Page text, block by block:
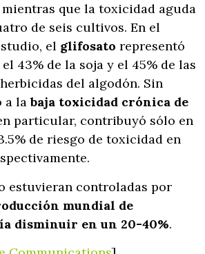
que la toxicidad aguda
de seis cultivos. En el
el glifosato representó
43% de la soja y el 45% de las
del algodón. Sin
a labaja toxicidad crónica de
particular, contribuyó sólo en
de riesgo de toxicidad en
estuvieran controladas por
mundial de
disminuir en un 20-40%.